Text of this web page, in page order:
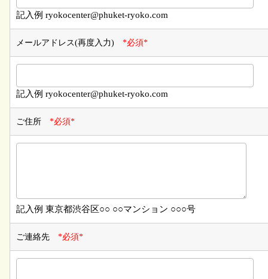
記入例 ryokocenter@phuket-ryoko.com
メールアドレス(再度入力) *必須*
記入例 ryokocenter@phuket-ryoko.com
ご住所 *必須*
記入例 東京都渋谷区○○ ○○マンション ○○○号
ご連絡先 *必須*